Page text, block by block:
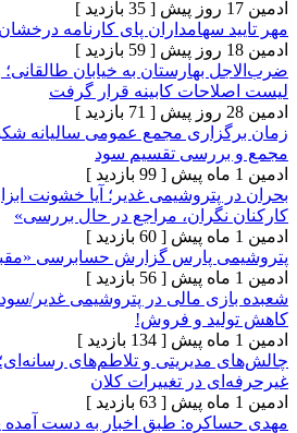
[ 35 بازدید ]
سهامداران پای کارنامه درخشان شاراک
[ 59 بازدید ]
به خیابان طالقانی؛ وزارت
کابینه قرار گرفت
[ 71 بازدید ]
مجمع عمومی سالیانه شکبیر اعلام
تقسیم سود
[ 99 بازدید ]
غدیر؛ آیا خشونت ابزار
مراجع در حال بررسی»
[ 60 بازدید ]
پارس گزارش حسابرسی «مقبول»
[ 56 بازدید ]
شعبده بازی مالی در
و فروش!
[ 134 بازدید ]
و تلاطم‌های رسانه‌ای؛ نقدی بر
در تغییرات کلان
[ 63 بازدید ]
طبق اخبار به دست آمده یوسف